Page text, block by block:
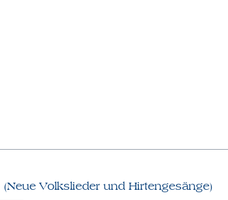
Volkslieder und Hirtengesänge)